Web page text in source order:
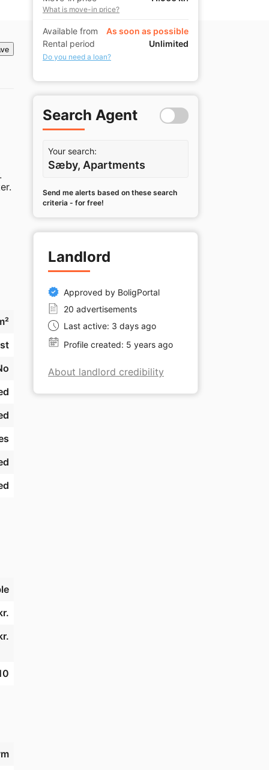
What is move-in price?
Available from
As soon as possible
Rental period
Unlimited
Do you need a loan?
Search Agent
Your search:
Sæby, Apartments
Send me alerts based on these search
criteria - for free!
Landlord
Approved by BoligPortal
20 advertisements
Last active: 3 days ago
Profile created: 5 years ago
About landlord credibility